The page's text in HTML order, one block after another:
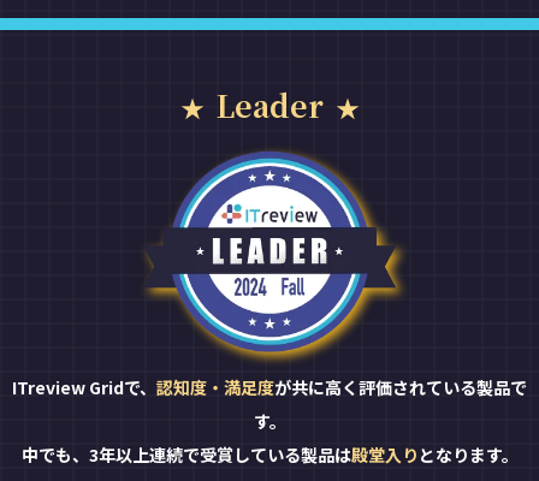
Leader
ITreview Gridで、 認知度・満足度が共に高く評価されている製品で
す。
中でも、3年以上連続で受賞している製品は殿堂入り となります。